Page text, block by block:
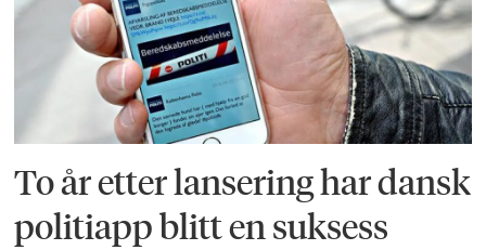
To år etter lansering har dansk
politiapp blitt en suksess